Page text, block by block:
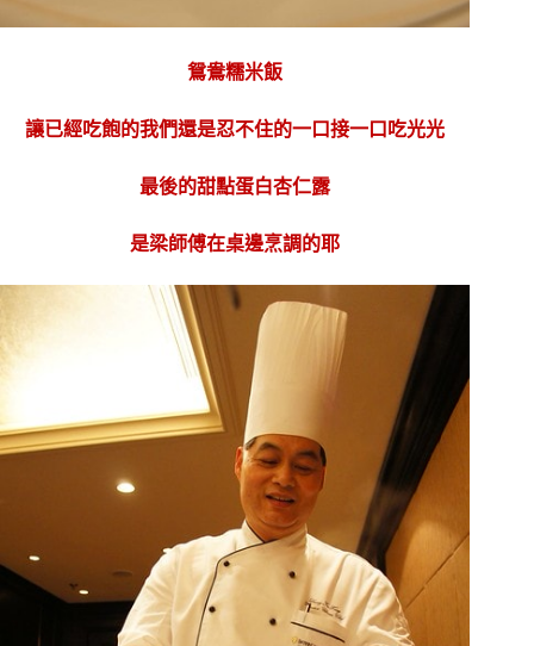
鴛鴦糯米飯
讓已經吃飽的我們還是忍不住的一口接一口吃光光
最後的甜點蛋白杏仁露
是梁師傅在桌邊烹調的耶